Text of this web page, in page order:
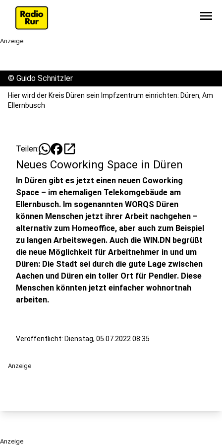
menu
Anzeige
© Guido Schnitzler
Hier wird der Kreis Düren sein Impfzentrum einrichten: Düren, Am
Ellernbusch
Teilen: open_in_new
Neues Coworking Space in Düren
In Düren gibt es jetzt einen neuen Coworking
Space – im ehemaligen Telekomgebäude am
Ellernbusch. Im sogenannten WORQS Düren
können Menschen jetzt ihrer Arbeit nachgehen –
alternativ zum Homeoffice, aber auch zum Beispiel
zu langen Arbeitswegen. Auch die WIN.DN begrüßt
die neue Möglichkeit für Arbeitnehmer in und um
Düren: Die Stadt sei durch die gute Lage zwischen
Aachen und Düren ein toller Ort für Pendler. Diese
Menschen könnten jetzt einfacher wohnortnah
arbeiten.
Veröffentlicht: Dienstag, 05.07.2022 08:35
Anzeige
Anzeige